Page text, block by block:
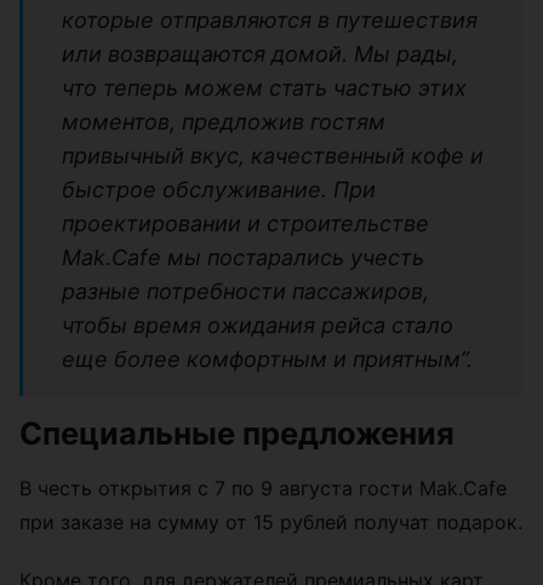
которые отправляются в путешествия
или возвращаются домой. Мы рады,
что теперь можем стать частью этих
моментов, предложив гостям
привычный вкус, качественный кофе и
быстрое обслуживание. При
проектировании и строительстве
Mak.Cafe мы постарались учесть
разные потребности пассажиров,
чтобы время ожидания рейса стало
еще более комфортным и приятным”.
Специальные предложения
В честь открытия с 7 по 9 августа гости Mak.Cafe
при заказе на сумму от 15 рублей получат подарок.
Кроме того, для держателей премиальных карт